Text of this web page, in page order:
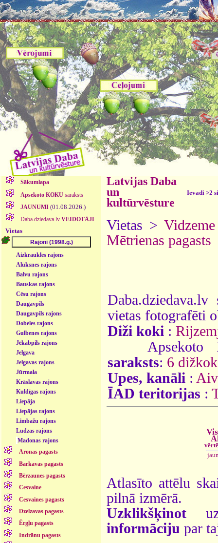
Sākumlapa
Apsekoto KOKUsaraksts
JAUNUMI (01.08.2026.)
Daba.dziedava.lv VEIDOTĀJI
Vietas
Aizkraukles rajons
Alūksnes rajons
Balvu rajons
Bauskas rajons
Cēsu rajons
Daugavpils
Daugavpils rajons
Dobeles rajons
Gulbenes rajons
Jēkabpils rajons
Jelgava
Jelgavas rajons
Jūrmala
Krāslavas rajons
Kuldīgas rajons
Liepāja
Liepājas rajons
Limbažu rajons
Ludzas rajons
Madonas rajons
Aronas pagasts
Barkavas pagasts
Bērzaunes pagasts
Cesvaine
Cesvaines pagasts
Dzelzavas pagasts
Ērgļu pagasts
Indrānu pagasts
Latvijas Daba
un
kultūrvēsture
Ievadi >2
Vietas > Vidzeme
Mētrienas pagasts
vietas fotografēti
Diži koki :
Apsekoto
saraksts: 6
Upes, kanāli :
ĪAD teritorijas :
Atlasīto attēlu
pilnā izmērā.
Uzklikšķinot
informāciju par